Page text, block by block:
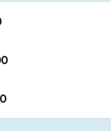
in pastagerechten.
Een
willen beperken
voor elk gebruik om de
romige basis te